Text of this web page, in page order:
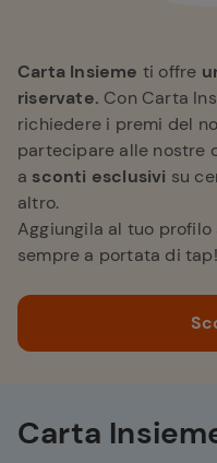
Carta Insieme ti offre
riservate. Con Carta
richiedere i premi del
partecipare alle nostre
a sconti esclusivi su
altro.
Aggiungila al tuo profilo
sempre a portata di tap!
Carta